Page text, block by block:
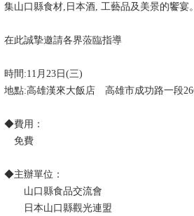
集山口縣食材,日本酒, 工藝品及美景的饗
在此誠摯邀請各界蒞臨指導
​時間:11月23日(三)
地點:高雄漢來大飯店 高雄市成功路一段
◆費用：
免費
◆主辦單位：
山口縣食品交流會
日本山口縣觀光連盟